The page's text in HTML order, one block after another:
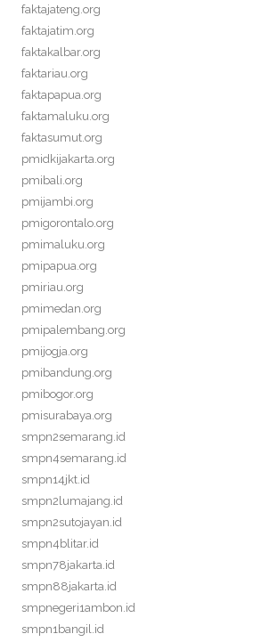
faktajateng.org
faktajatim.org
faktakalbar.org
faktariau.org
faktapapua.org
faktamaluku.org
faktasumut.org
pmidkijakarta.org
pmibali.org
pmijambi.org
pmigorontalo.org
pmimaluku.org
pmipapua.org
pmiriau.org
pmimedan.org
pmipalembang.org
pmijogja.org
pmibandung.org
pmibogor.org
pmisurabaya.org
smpn2semarang.id
smpn4semarang.id
smpn14jkt.id
smpn2lumajang.id
smpn2sutojayan.id
smpn4blitar.id
smpn78jakarta.id
smpn88jakarta.id
smpnegeri1ambon.id
smpn1bangil.id